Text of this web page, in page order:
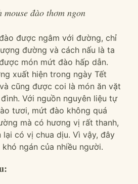
mouse đào thơm ngon
được ngâm với đường, chỉ
đường và cách nấu là ta
món mứt đào hấp dẫn.
xuất hiện trong ngày Tết
cũng được coi là món ăn vặt
Với nguồn nguyên liệu tự
tươi, mứt đào không quá
mà có hương vị rất thanh,
lại có vị chua dịu. Vì vậy, đây
ngán của nhiều người.